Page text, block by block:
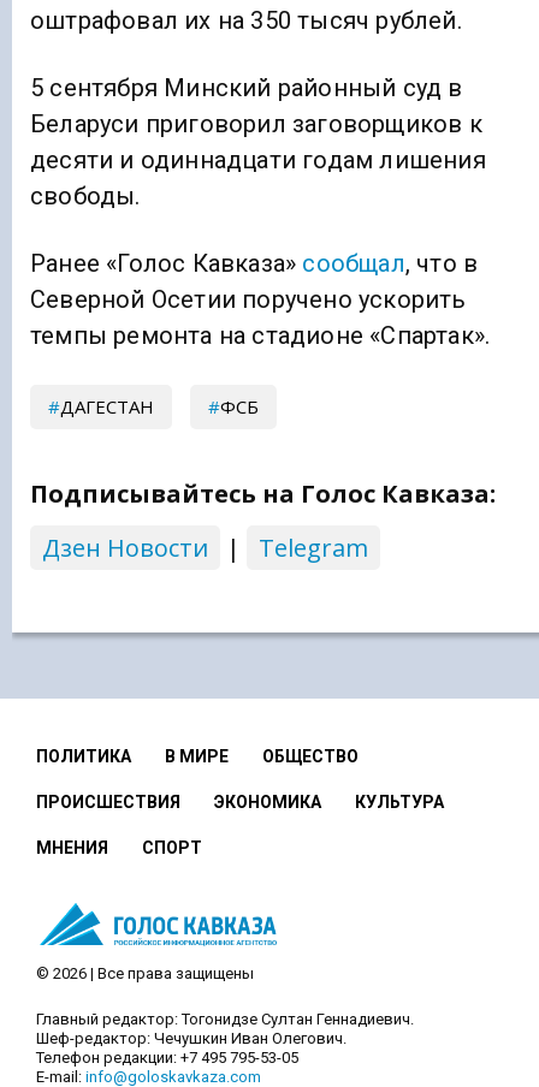
оштрафовал их на 350 тысяч рублей.
5 сентября Минский районный суд в
Беларуси приговорил заговорщиков к
десяти и одиннадцати годам лишения
свободы.
Ранее «Голос Кавказа» сообщал, что в
Северной Осетии поручено ускорить
темпы ремонта на стадионе «Спартак».
ДАГЕСТАН ФСБ
Подписывайтесь на Голос Кавказа:
Дзен Новости
| Telegram
ПОЛИТИКА В МИРЕ ОБЩЕСТВО
ПРОИСШЕСТВИЯ ЭКОНОМИКА КУЛЬТУРА
МНЕНИЯ СПОРТ
© 2026 | Все права защищены
Главный редактор: Тогонидзе Султан Геннадиевич.
Шеф-редактор: Чечушкин Иван Олегович.
Телефон редакции: +7 495 795-53-05
E-mail: info@goloskavkaza.com